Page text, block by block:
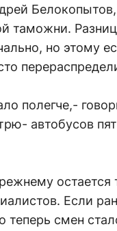
таможни.
но этому
полегче,-
автобусов
остается
Если
теперь смен